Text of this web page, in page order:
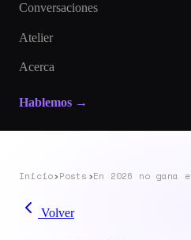
Conversaciones
Atelier
Acerca
Hablemos →
Inicio›Posts ›En 2026 no gana
Volver